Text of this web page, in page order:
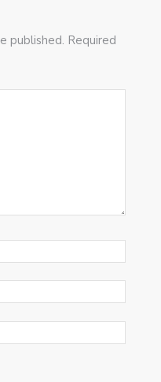
published. Required